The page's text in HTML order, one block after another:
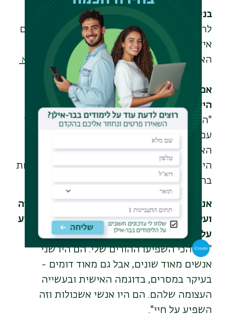
בנימה אישית
לרגל האירוע, שיתף פרופ' צבן גם בכמה נושאים
אישיים, כחלק מראיון שערכה איתו דוברת
האוניברסיטה ענת לב-קונפורטס
לראיון המלא
אם היית יכול לחזור אחורה בזמן, לאיזו תקופה
היית רוצה לחזור?
"הייתי רוצה לחזור לכ"ט בנובמבר 1947 ולרקוד
עם כולם ברחובות. זה היה רגע יוצא דופן בחיי
האומה שהייתי רוצה להיות בו, למרות שזו
הייתה תקופה קשה ומאיימת והייתי רוצה לקחת
בה חלק ולהשפיע ברגעים היסטוריים אלו".
אנחנו עוסקים הרבה ביכולת להשפיע על החברה
ועל הסביבה. באופן אישי, מי האדם שהכי השפיע
עליך?
"עלי הכי השפיעו ההורים שלי. הם היו שני
אנשים מאוד שונים, אבל גם מאוד דומים -
בעיקר במסרים, בדוגמה האישית ובעשייה
העצומה שלהם. הם היו אנשי אשכולות וזה
השפיע על חיי".